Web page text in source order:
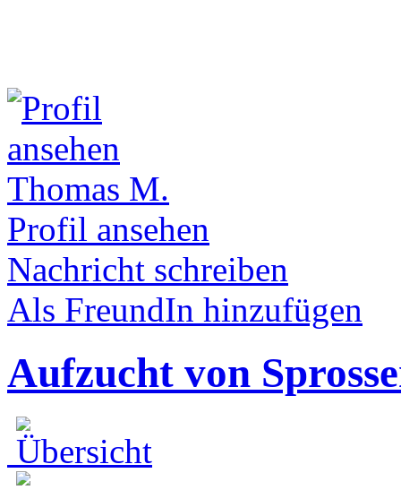
Thomas M.
Profil ansehen
Nachricht schreiben
Als FreundIn hinzufügen
Aufzucht von